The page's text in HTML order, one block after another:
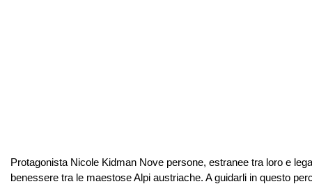
Protagonista Nicole Kidman Nove persone, estranee tra loro e
benessere tra le maestose Alpi austriache. A guidarli in questo